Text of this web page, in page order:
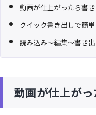
動画が仕上がったら書き
クイック書き出しで簡
読み込み〜編集〜書き出
動画が仕上がっ